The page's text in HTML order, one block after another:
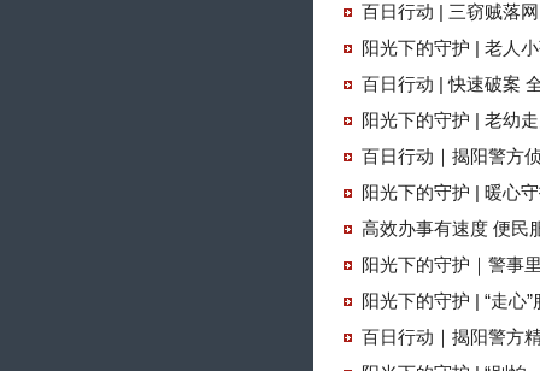
百日行动 | 三窃贼落网
阳光下的守护 | 老人
百日行动 | 快速破案
阳光下的守护 | 老幼
百日行动｜揭阳警方
阳光下的守护 | 暖心
高效办事有速度 便民
阳光下的守护｜警事
阳光下的守护 | “走心
百日行动｜揭阳警方